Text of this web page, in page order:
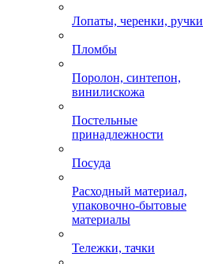
Лопаты, черенки, ручки
Пломбы
Поролон, синтепон,
винилискожа
Постельные
принадлежности
Посуда
Расходный материал,
упаковочно-бытовые
материалы
Тележки, тачки